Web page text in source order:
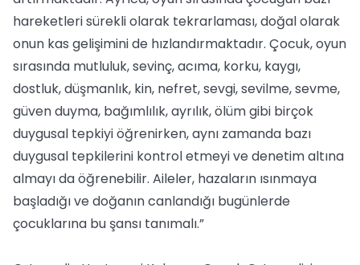
hareketleri sürekli olarak tekrarlaması, doğal olarak
onun kas gelişimini de hızlandırmaktadır. Çocuk, oyun
sırasında mutluluk, sevinç, acıma, korku, kaygı,
dostluk, düşmanlık, kin, nefret, sevgi, sevilme, sevme,
güven duyma, bağımlılık, ayrılık, ölüm gibi birçok
duygusal tepkiyi öğrenirken, aynı zamanda bazı
duygusal tepkilerini kontrol etmeyi ve denetim altına
almayı da öğrenebilir. Aileler, hazaların ısınmaya
başladığı ve doğanın canlandığı bugünlerde
çocuklarına bu şansı tanımalı.”